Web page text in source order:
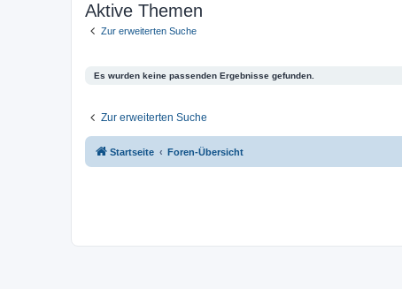
Aktive Themen
Zur erweiterten Suche
Es wurden keine passenden Ergebnisse gefunden.
Zur erweiterten Suche
Startseite Foren-Übersicht